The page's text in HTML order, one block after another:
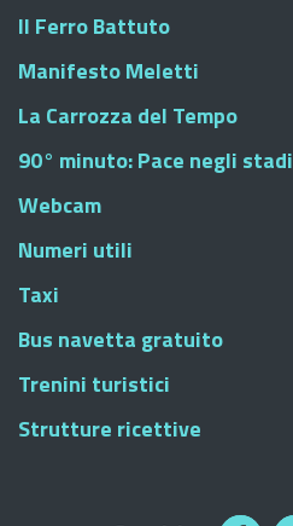
Il Ferro Battuto
Manifesto Meletti
La Carrozza del Tempo
90° minuto: Pace negli stadi
Webcam
Numeri utili
Taxi
Bus navetta gratuito
Trenini turistici
Strutture ricettive